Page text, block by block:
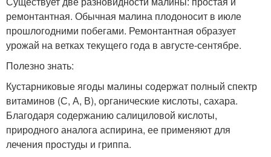
ремонтантная. Обычная малина плодоносит в июле
прошлогодними побегами. Ремонтантная образует
урожай на ветках текущего года в августе-сентябре.
Полезно знать:
Кустарниковые ягоды малины содержат полный спектр
витаминов (С, А, В), органические кислоты, сахара.
Благодаря содержанию салициловой кислоты,
природного аналога аспирина, ее применяют для
лечения простуды и гриппа.